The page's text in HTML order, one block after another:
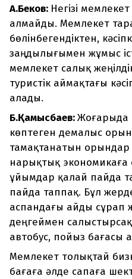
А.Беков: Негізі
алмайды. Мемлекет
бөлінбегендіктен,
заңдылығымен жұмыс
мемлекет салық
туристік аймақтағы
алады.
Б.Қамысбаев:Жоғарыда
көптеген демалыс
тамақтанатын орындар
нарықтық экономикаға
ұйымдар қалай пайда
пайда таппақ. Бұл
аспандағы айды сұрап
деңгеймен
автобус, пойыз бағасы
Мемлекет толықтай
бағаға әлде сапаға